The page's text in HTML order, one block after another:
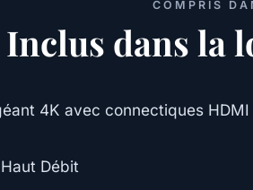
COMPRIS
Inclus dans la
4K avec connectiques HDMI
Débit